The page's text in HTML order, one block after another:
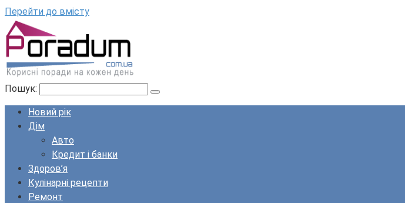
Перейти до вмісту
Пошук:
Новий рік
Дім
Авто
Кредит і банки
Здоров’я
Кулінарні рецепти
Ремонт